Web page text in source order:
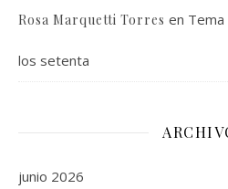
Rosa Marquetti Torres en
los setenta
junio 2026